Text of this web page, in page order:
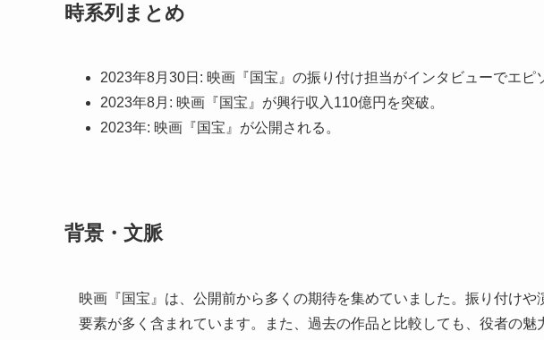
時系列まとめ
2023年8月30日: 映画『国宝』の振り付け担当がインタビューでエピ
2023年8月: 映画『国宝』が興行収入110億円を突破。
2023年: 映画『国宝』が公開される。
背景・文脈
映画『国宝』は、公開前から多くの期待を集めていました。振り付け
要素が多く含まれています。また、過去の作品と比較しても、役者の